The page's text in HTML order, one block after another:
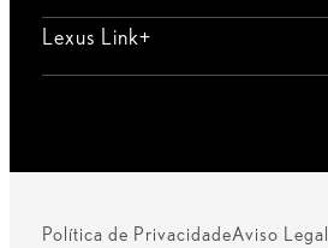
Lexus Link+
Política de PrivacidadeAviso Legal